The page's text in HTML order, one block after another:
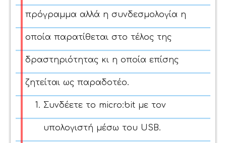
πρόγραμμα αλλά η συνδεσμολογία η
οποία παρατίθεται στο τέλος της
δραστηριότητας κι η οποία επίσης
ζητείται ως παραδοτέο.
Συνδέετε το micro:bit με τον
υπολογιστή μέσω του USB.